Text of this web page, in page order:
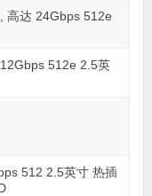
高达 24Gbps 512e
512e 2.5英
512 2.5英寸 热插